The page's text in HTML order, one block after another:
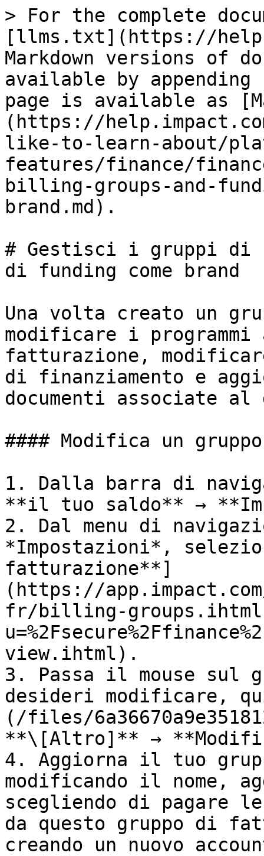
> For the complete
[llms.txt](https://
Markdown versions of
available by
page is available as
(https://
like-to-learn-about/
features/finance/
billing-groups-and-
brand.md).
# Gestisci i gruppi di
di funding come brand
Una volta creato un
modificare i
fatturazione,
di finanziamento e
documenti associate
#### Modifica un
1. Dalla barra di
**il tuo saldo** →
2. Dal menu di
*Impostazioni*,
fatturazione**]
(https://
fr/billing-
view.ihtml).
3. Passa il mouse sul
desideri modificare,
(/files/
**\[Altro]** →
4. Aggiorna il tuo
modificando il nome,
scegliendo di pagare
da questo gruppo di
creando un nuovo